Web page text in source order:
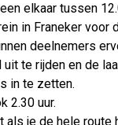
elkaar tussen
in Franeker voor
deelnemers
uit te rijden en de
in te zetten.
2.30 uur.
als je de hele route